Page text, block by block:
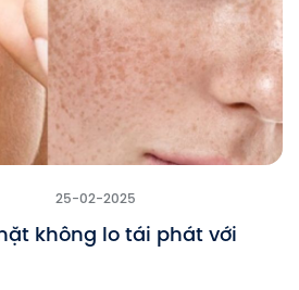
25-02-2025
không lo tái phát với